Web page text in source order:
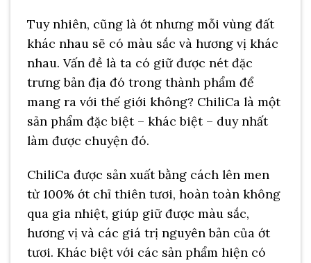
Tuy nhiên, cũng là ớt nhưng mỗi vùng đất
khác nhau sẽ có màu sắc và hương vị khác
nhau. Vấn đề là ta có giữ được nét đặc
trưng bản địa đó trong thành phẩm để
mang ra với thế giới không? ChiliCa là một
sản phẩm đặc biệt – khác biệt – duy nhất
làm được chuyện đó.
ChiliCa được sản xuất bằng cách lên men
từ 100% ớt chỉ thiên tươi, hoàn toàn không
qua gia nhiệt, giúp giữ được màu sắc,
hương vị và các giá trị nguyên bản của ớt
tươi. Khác biệt với các sản phẩm hiện có